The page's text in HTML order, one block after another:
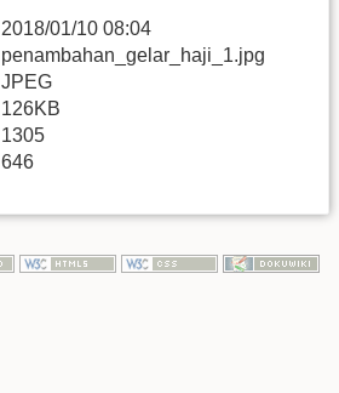
2018/01/10 08:04
penambahan_gelar_haji_1.jpg
JPEG
126KB
1305
646